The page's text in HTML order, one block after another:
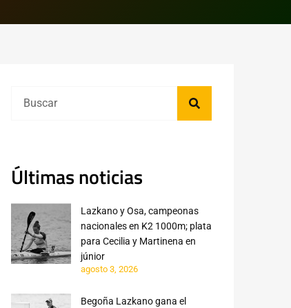
Últimas noticias
Lazkano y Osa, campeonas
nacionales en K2 1000m; plata
para Cecilia y Martinena en
júnior
agosto 3, 2026
Begoña Lazkano gana el